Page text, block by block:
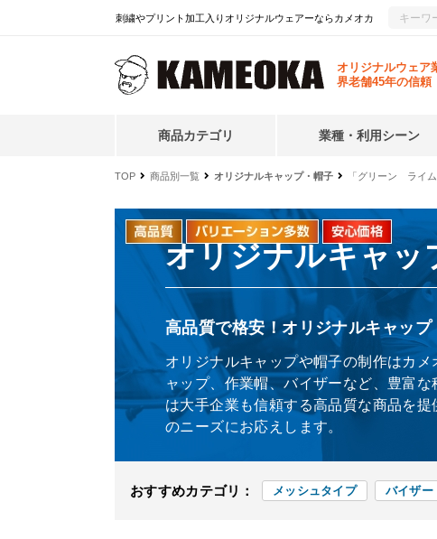
刺繍やプリント加工入りオリジナルウェアーならカメオカ
オリジナルウェア
界老舗45年の信頼
商品カテゴリ 業種・利用シーン
TOP 商品別一覧 オリジナルキャップ・帽子 「グリーン ライ
オリジナルキャッ
高品質で格安！オリジナルキャッ
オリジナルキャップや帽子の制作はカ
ャップ、作業帽、バイザーなど、豊富
は大手企業も信頼する高品質な商品を
のニーズにお応えします。
おすすめカテゴリ： メッシュタイプ バイザー